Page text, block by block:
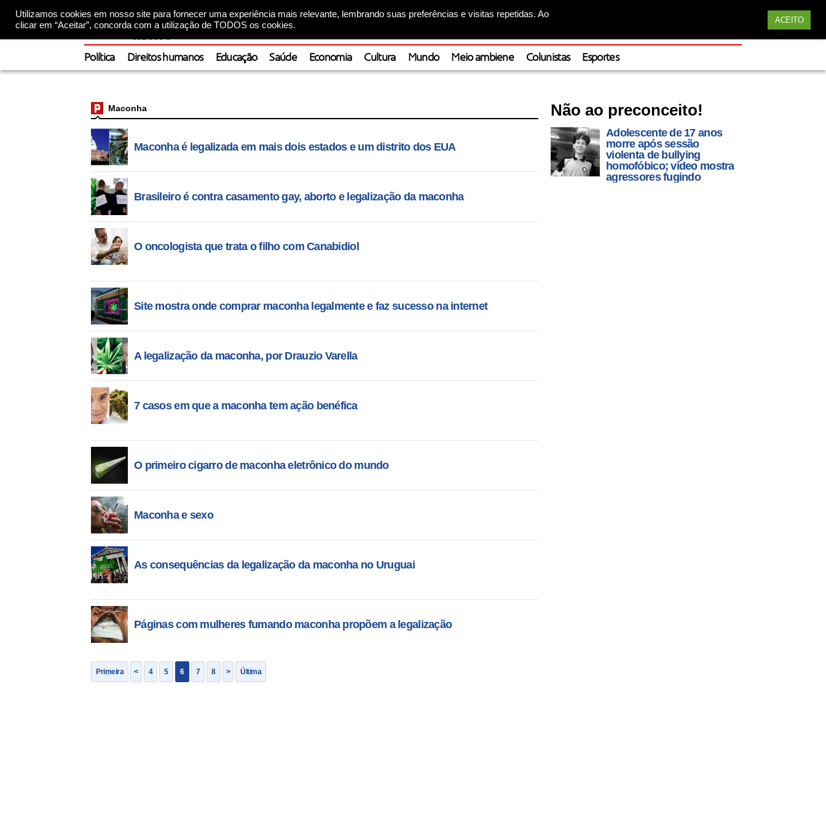
Utilizamos cookies em nosso site para fornecer uma experiência mais relevante, lembrando suas preferências e visitas repetidas. Ao
clicar em “Aceitar”, concorda com a utilização de TODOS os cookies.
ACEITO
Política Direitos humanos Educação Saúde Economia Cultura Mundo Meio ambiene Colunistas Esportes
Maconha
Maconha é legalizada em mais dois estados e um distrito dos EUA
Brasileiro é contra casamento gay, aborto e legalização da maconha
O oncologista que trata o filho com Canabidiol
Site mostra onde comprar maconha legalmente e faz sucesso na internet
A legalização da maconha, por Drauzio Varella
7 casos em que a maconha tem ação benéfica
O primeiro cigarro de maconha eletrônico do mundo
Maconha e sexo
As consequências da legalização da maconha no Uruguai
Páginas com mulheres fumando maconha propõem a legalização
Primeira < 4 5 6 7 8 > Última
Não ao preconceito!
Adolescente de 17 anos
morre após sessão
violenta de bullying
homofóbico; vídeo mostra
agressores fugindo